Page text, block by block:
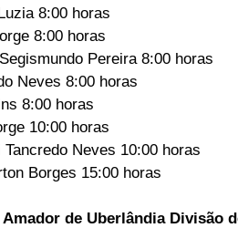
8:00 horas
8:00 horas
Pereira 8:00 horas
Neves 8:00 horas
8:00 horas
10:00 horas
Neves 10:00 horas
Borges 15:00 horas
de Uberlândia Divisão